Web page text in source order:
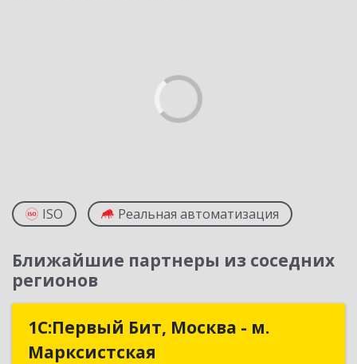
ISO Реальная автоматизация
Ближайшие партнеры из соседних
регионов
1С:Первый Бит, Москва - м.
Марксистская
1С:Первый Бит, Москва - м.